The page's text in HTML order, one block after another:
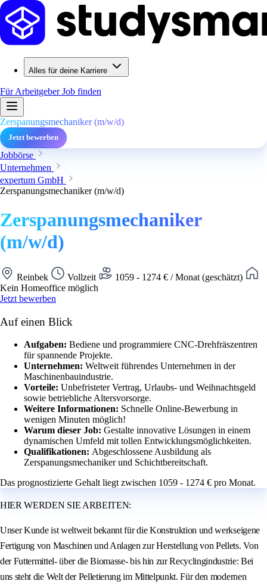
Alles für deine Karriere
Für ArbeitgeberJob finden
Zerspanungsmechaniker (m/w/d)
Jetzt bewerben
Jobbörse
Unternehmen
expertum GmbH
Zerspanungsmechaniker (m/w/d)
Zerspanungsmechaniker
(m/w/d)
Reinbek Vollzeit
1059 - 1274 € / Monat (geschätzt)
Kein Homeoffice möglich
Jetzt bewerben
Auf einen Blick
Aufgaben: Bediene und programmiere CNC-Drehfräszentren
für spannende Projekte.
Unternehmen: Weltweit führendes Unternehmen in der
Maschinenbauindustrie.
Vorteile: Unbefristeter Vertrag, Urlaubs- und Weihnachtsgeld
sowie betriebliche Altersvorsorge.
Weitere Informationen: Schnelle Online-Bewerbung in
wenigen Minuten möglich!
Warum dieser Job: Gestalte innovative Lösungen in einem
dynamischen Umfeld mit tollen Entwicklungsmöglichkeiten.
Qualifikationen: Abgeschlossene Ausbildung als
Zerspanungsmechaniker und Schichtbereitschaft.
Das prognostizierte Gehalt liegt zwischen 1059 - 1274 € pro Monat.
HIER WERDEN SIE ARBEITEN:
Unser Kunde ist weltweit bekannt für die Konstruktion und werkseigene
Fertigung von Maschinen und Anlagen zur Herstellung von Pellets. Von
der Futtermittel- über die Biomasse- bis hin zur Recyclingindustrie: Bei
uns steht die Welt der Pelletierung im Mittelpunkt. Für den modernen